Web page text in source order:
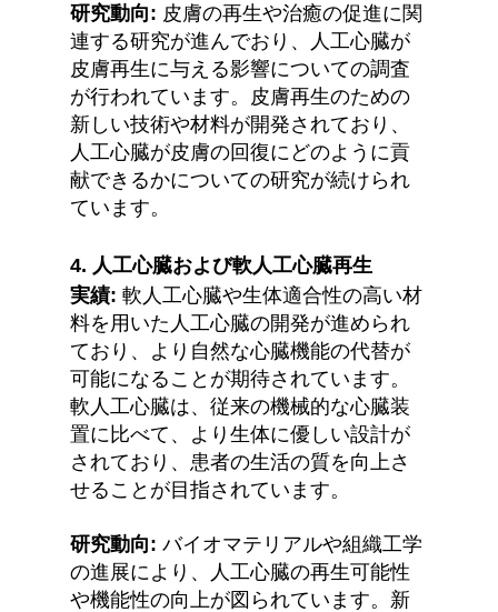
研究動向: 皮膚の再生や治癒の促進に関
連する研究が進んでおり、人工心臓が
皮膚再生に与える影響についての調査
が行われています。皮膚再生のための
新しい技術や材料が開発されており、
人工心臓が皮膚の回復にどのように貢
献できるかについての研究が続けられ
ています。
4. 人工心臓および軟人工心臓再生
実績: 軟人工心臓や生体適合性の高い材
料を用いた人工心臓の開発が進められ
ており、より自然な心臓機能の代替が
可能になることが期待されています。
軟人工心臓は、従来の機械的な心臓装
置に比べて、より生体に優しい設計が
されており、患者の生活の質を向上さ
せることが目指されています。
研究動向: バイオマテリアルや組織工学
の進展により、人工心臓の再生可能性
や機能性の向上が図られています。新